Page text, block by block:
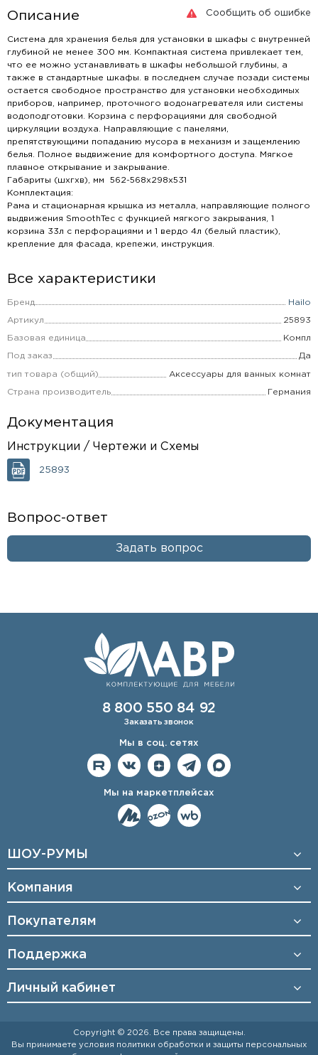
Сообщить об ошибке
Описание
Система для хранения белья для установки в шкафы с внутренней
глубиной не менее 300 мм. Компактная система привлекает тем,
что ее можно устанавливать в шкафы небольшой глубины, а
также в стандартные шкафы. в последнем случае позади системы
остается свободное пространство для установки необходимых
приборов, например, проточного водонагревателя или системы
водоподготовки. Корзина с перфорациями для свободной
циркуляции воздуха. Направляющие с панелями,
препятствующими попаданию мусора в механизм и защемлению
белья. Полное выдвижение для комфортного доступа. Мягкое
плавное открывание и закрывание.
Габариты (шхгхв), мм 562-568х298х531
Комплектация:
Рама и стационарная крышка из металла, направляющие полного
выдвижения SmoothTec с функцией мягкого закрывания, 1
корзина 33л с перфорациями и 1 вердо 4л (белый пластик),
крепление для фасада, крепежи, инструкция.
Все характеристики
Бренд Hailo
Артикул 25893
Базовая единица Компл
Под заказ Да
тип товара (общий) Аксессуары для ванных комнат
Страна производитель Германия
Документация
Инструкции / Чертежи и Схемы
25893
Вопрос-ответ
Задать вопрос
8 800 550 84 92
Заказать звонок
Мы в соц. сетях
Мы на маркетплейсах
ШОУ-РУМЫ
Компания
Покупателям
Поддержка
Личный кабинет
Copyright © 2026. Все права защищены.
Вы принимаете условия политики обработки и защиты персональных